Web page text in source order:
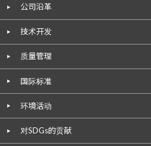
公司沿革
技术开发
质量管理
国际标准
环境活动
对SDGs的贡献